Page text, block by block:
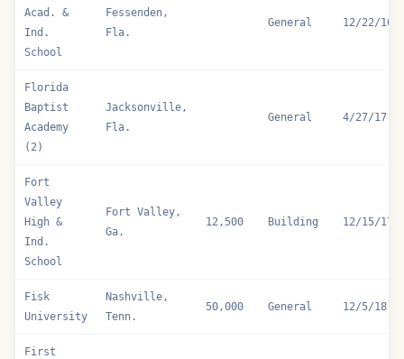
Acad. &
Ind.
School
Fessenden,
Fla.
General 12/22/16
Florida
Baptist
Academy
(2)
Jacksonville,
Fla.
General 4/27/17
Fort
Valley
High &
Ind.
School
Fort Valley,
Ga.
12,500 Building 12/15/17
Fisk
University
Nashville,
Tenn.
50,000 General 12/5/18
First